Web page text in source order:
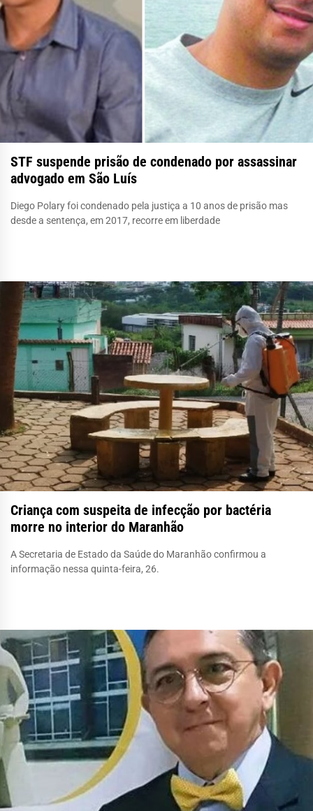
STF suspende prisão de condenado por assassinar
advogado em São Luís
Diego Polary foi condenado pela justiça a 10 anos de prisão mas
desde a sentença, em 2017, recorre em liberdade
Criança com suspeita de infecção por bactéria
morre no interior do Maranhão
A Secretaria de Estado da Saúde do Maranhão confirmou a
informação nessa quinta-feira, 26.